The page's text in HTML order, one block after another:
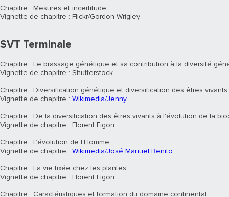
Chapitre : Mesures et incertitude
Vignette de chapitre : Flickr/Gordon Wrigley
SVT Terminale
Chapitre : Le brassage génétique et sa contribution à la diversité
Vignette de chapitre : Shutterstock
Chapitre : Diversification génétique et diversification des êtres vivants
Vignette de chapitre : Wikimedia/Jenny
Chapitre : De la diversification des êtres vivants à l'évolution de la
Vignette de chapitre : Florent Figon
Chapitre : L’évolution de l’Homme
Vignette de chapitre : Wikimedia/José Manuel Benito
Chapitre : La vie fixée chez les plantes
Vignette de chapitre : Florent Figon
Chapitre : Caractéristiques et formation du domaine continental